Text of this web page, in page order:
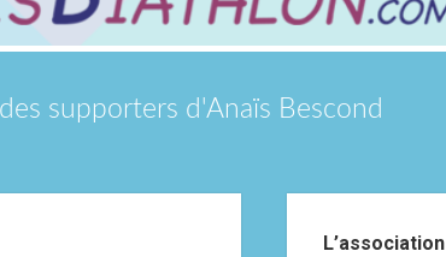
supporters d'Anaïs Bescond
L’association